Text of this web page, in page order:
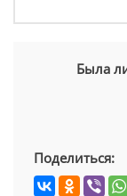
Была
Поделиться: